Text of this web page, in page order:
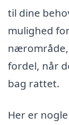
til dine
mulighed
fordel, når
bag rattet.
Her er